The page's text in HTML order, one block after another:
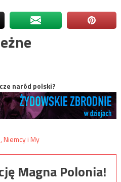
naród polski?
Magna Polonia!